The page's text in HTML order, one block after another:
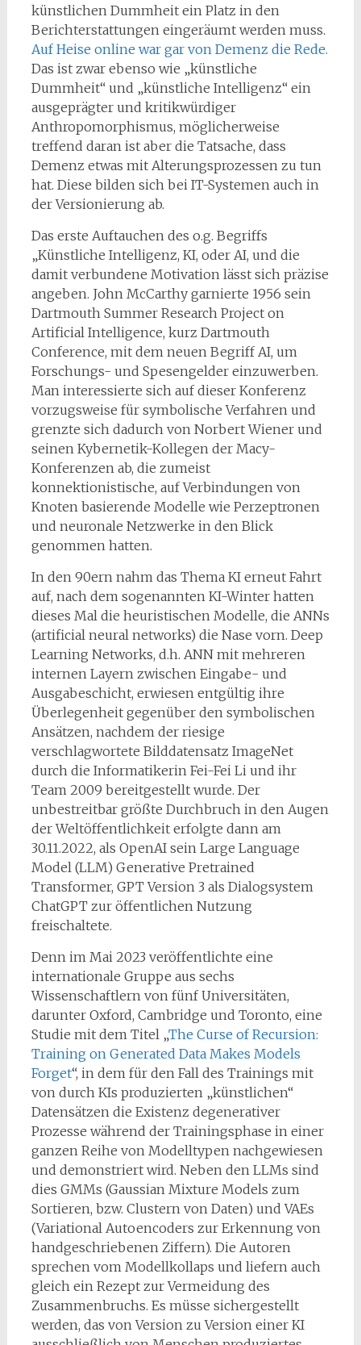
künstlichen Dummheit ein Platz in den
Berichterstattungen eingeräumt werden muss.
Auf Heise online war gar von Demenz die Rede.
Das ist zwar ebenso wie „künstliche
Dummheit“ und „künstliche Intelligenz“ ein
ausgeprägter und kritikwürdiger
Anthropomorphismus, möglicherweise
treffend daran ist aber die Tatsache, dass
Demenz etwas mit Alterungsprozessen zu tun
hat. Diese bilden sich bei IT-Systemen auch in
der Versionierung ab.
Das erste Auftauchen des o.g. Begriffs
„Künstliche Intelligenz, KI, oder AI, und die
damit verbundene Motivation lässt sich präzise
angeben. John McCarthy garnierte 1956 sein
Dartmouth Summer Research Project on
Artificial Intelligence, kurz Dartmouth
Conference, mit dem neuen Begriff AI, um
Forschungs- und Spesengelder einzuwerben.
Man interessierte sich auf dieser Konferenz
vorzugsweise für symbolische Verfahren und
grenzte sich dadurch von Norbert Wiener und
seinen Kybernetik-Kollegen der Macy-
Konferenzen ab, die zumeist
konnektionistische, auf Verbindungen von
Knoten basierende Modelle wie Perzeptronen
und neuronale Netzwerke in den Blick
genommen hatten.
In den 90ern nahm das Thema KI erneut Fahrt
auf, nach dem sogenannten KI-Winter hatten
dieses Mal die heuristischen Modelle, die ANNs
(artificial neural networks) die Nase vorn. Deep
Learning Networks, d.h. ANN mit mehreren
internen Layern zwischen Eingabe- und
Ausgabeschicht, erwiesen entgültig ihre
Überlegenheit gegenüber den symbolischen
Ansätzen, nachdem der riesige
verschlagwortete Bilddatensatz ImageNet
durch die Informatikerin Fei-Fei Li und ihr
Team 2009 bereitgestellt wurde. Der
unbestreitbar größte Durchbruch in den Augen
der Weltöffentlichkeit erfolgte dann am
30.11.2022, als OpenAI sein Large Language
Model (LLM) Generative Pretrained
Transformer, GPT Version 3 als Dialogsystem
ChatGPT zur öffentlichen Nutzung
freischaltete.
Denn im Mai 2023 veröffentlichte eine
internationale Gruppe aus sechs
Wissenschaftlern von fünf Universitäten,
darunter Oxford, Cambridge und Toronto, eine
Studie mit dem Titel „The Curse of Recursion:
Training on Generated Data Makes Models
Forget“, in dem für den Fall des Trainings mit
von durch KIs produzierten „künstlichen“
Datensätzen die Existenz degenerativer
Prozesse während der Trainingsphase in einer
ganzen Reihe von Modelltypen nachgewiesen
und demonstriert wird. Neben den LLMs sind
dies GMMs (Gaussian Mixture Models zum
Sortieren, bzw. Clustern von Daten) und VAEs
(Variational Autoencoders zur Erkennung von
handgeschriebenen Ziffern). Die Autoren
sprechen vom Modellkollaps und liefern auch
gleich ein Rezept zur Vermeidung des
Zusammenbruchs. Es müsse sichergestellt
werden, das von Version zu Version einer KI